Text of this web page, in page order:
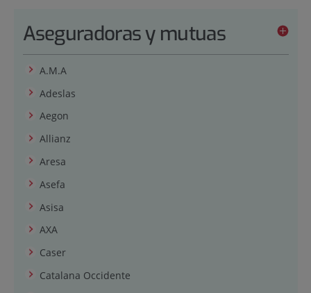
Aseguradoras y mutuas
A.M.A
Adeslas
Aegon
Allianz
Aresa
Asefa
Asisa
AXA
Caser
Catalana Occidente